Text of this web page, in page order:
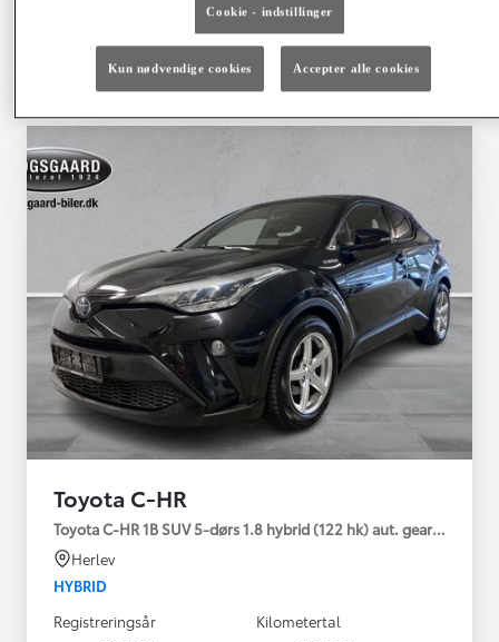
Kontakt forhandler
Sammenlign Gem
Toyota C-HR
Toyota C-HR 1B SUV 5-dørs 1.8 hybrid (122 hk) aut. gear C-LUB -
Herlev
HYBRID
Registreringsår
Kilometertal
Cookie - indstillinger
Kun nødvendige cookies Accepter alle cookies